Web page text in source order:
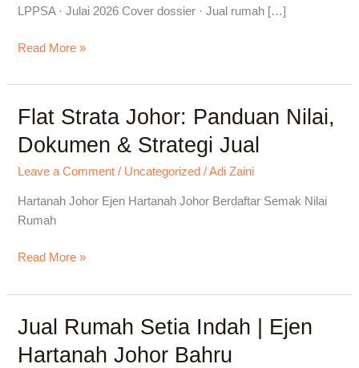
LPPSA · Julai 2026 Cover dossier · Jual rumah […]
Read More »
Flat Strata Johor: Panduan Nilai,
Dokumen & Strategi Jual
Leave a Comment / Uncategorized /Adi Zaini
Hartanah Johor Ejen Hartanah Johor Berdaftar Semak Nilai
Rumah
Flat
Johor:
Panduan
Dokumen
&
Jual
Read More »
Jual Rumah Setia Indah | Ejen
Hartanah Johor Bahru
Jual
Setia